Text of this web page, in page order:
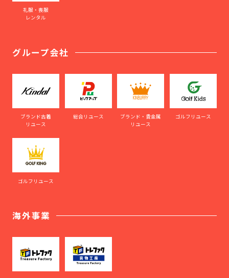
礼服・喪服
レンタル
グループ会社
ブランド古着
リユース
総合リユース
ブランド・貴金属
リユース
ゴルフリユース
ゴルフリユース
海外事業